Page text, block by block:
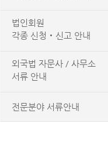
법인회원
각종 신청‧신고 안내
외국법 자문사 / 사무소
서류 안내
전문분야 서류안내